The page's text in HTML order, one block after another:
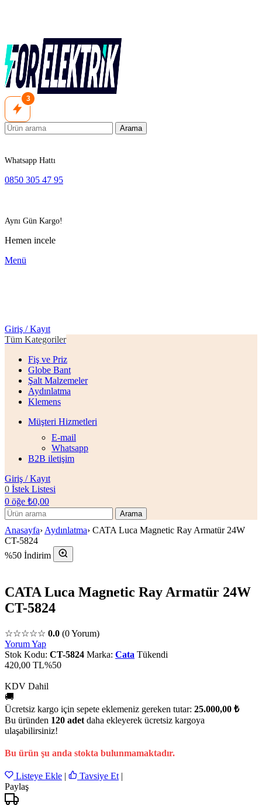
3
Arama
Whatsapp Hattı
0850 305 47 95
Aynı Gün Kargo!
Hemen incele
Menü
Giriş / Kayıt
Tüm Kategoriler
Fiş ve Priz
Globe Bant
Şalt Malzemeler
Aydınlatma
Klemens
Müşteri Hizmetleri
E-mail
Whatsapp
B2B iletişim
Giriş / Kayıt
0 İstek Listesi
0 öğe ₺0,00
Arama
Anasayfa› Aydınlatma› CATA Luca Magnetic Ray Armatür 24W
CT-5824
%50 İndirim
CATA Luca Magnetic Ray Armatür 24W
CT-5824
☆☆☆☆☆ 0.0 (0 Yorum)
Yorum Yap
Stok Kodu: CT-5824 Marka: Cata Tükendi
420,00 TL%50
KDV Dahil
🚚
Ücretsiz kargo için sepete eklemeniz gereken tutar: 25.000,00 ₺
Bu üründen 120 adet daha ekleyerek ücretsiz kargoya
ulaşabilirsiniz!
Bu ürün şu anda stokta bulunmamaktadır.
Listeye Ekle | Tavsiye Et |
Paylaş